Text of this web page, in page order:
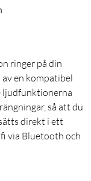
ringer på din
en kompatibel
ljudfunktionerna
så att du
direkt i ett
via Bluetooth och